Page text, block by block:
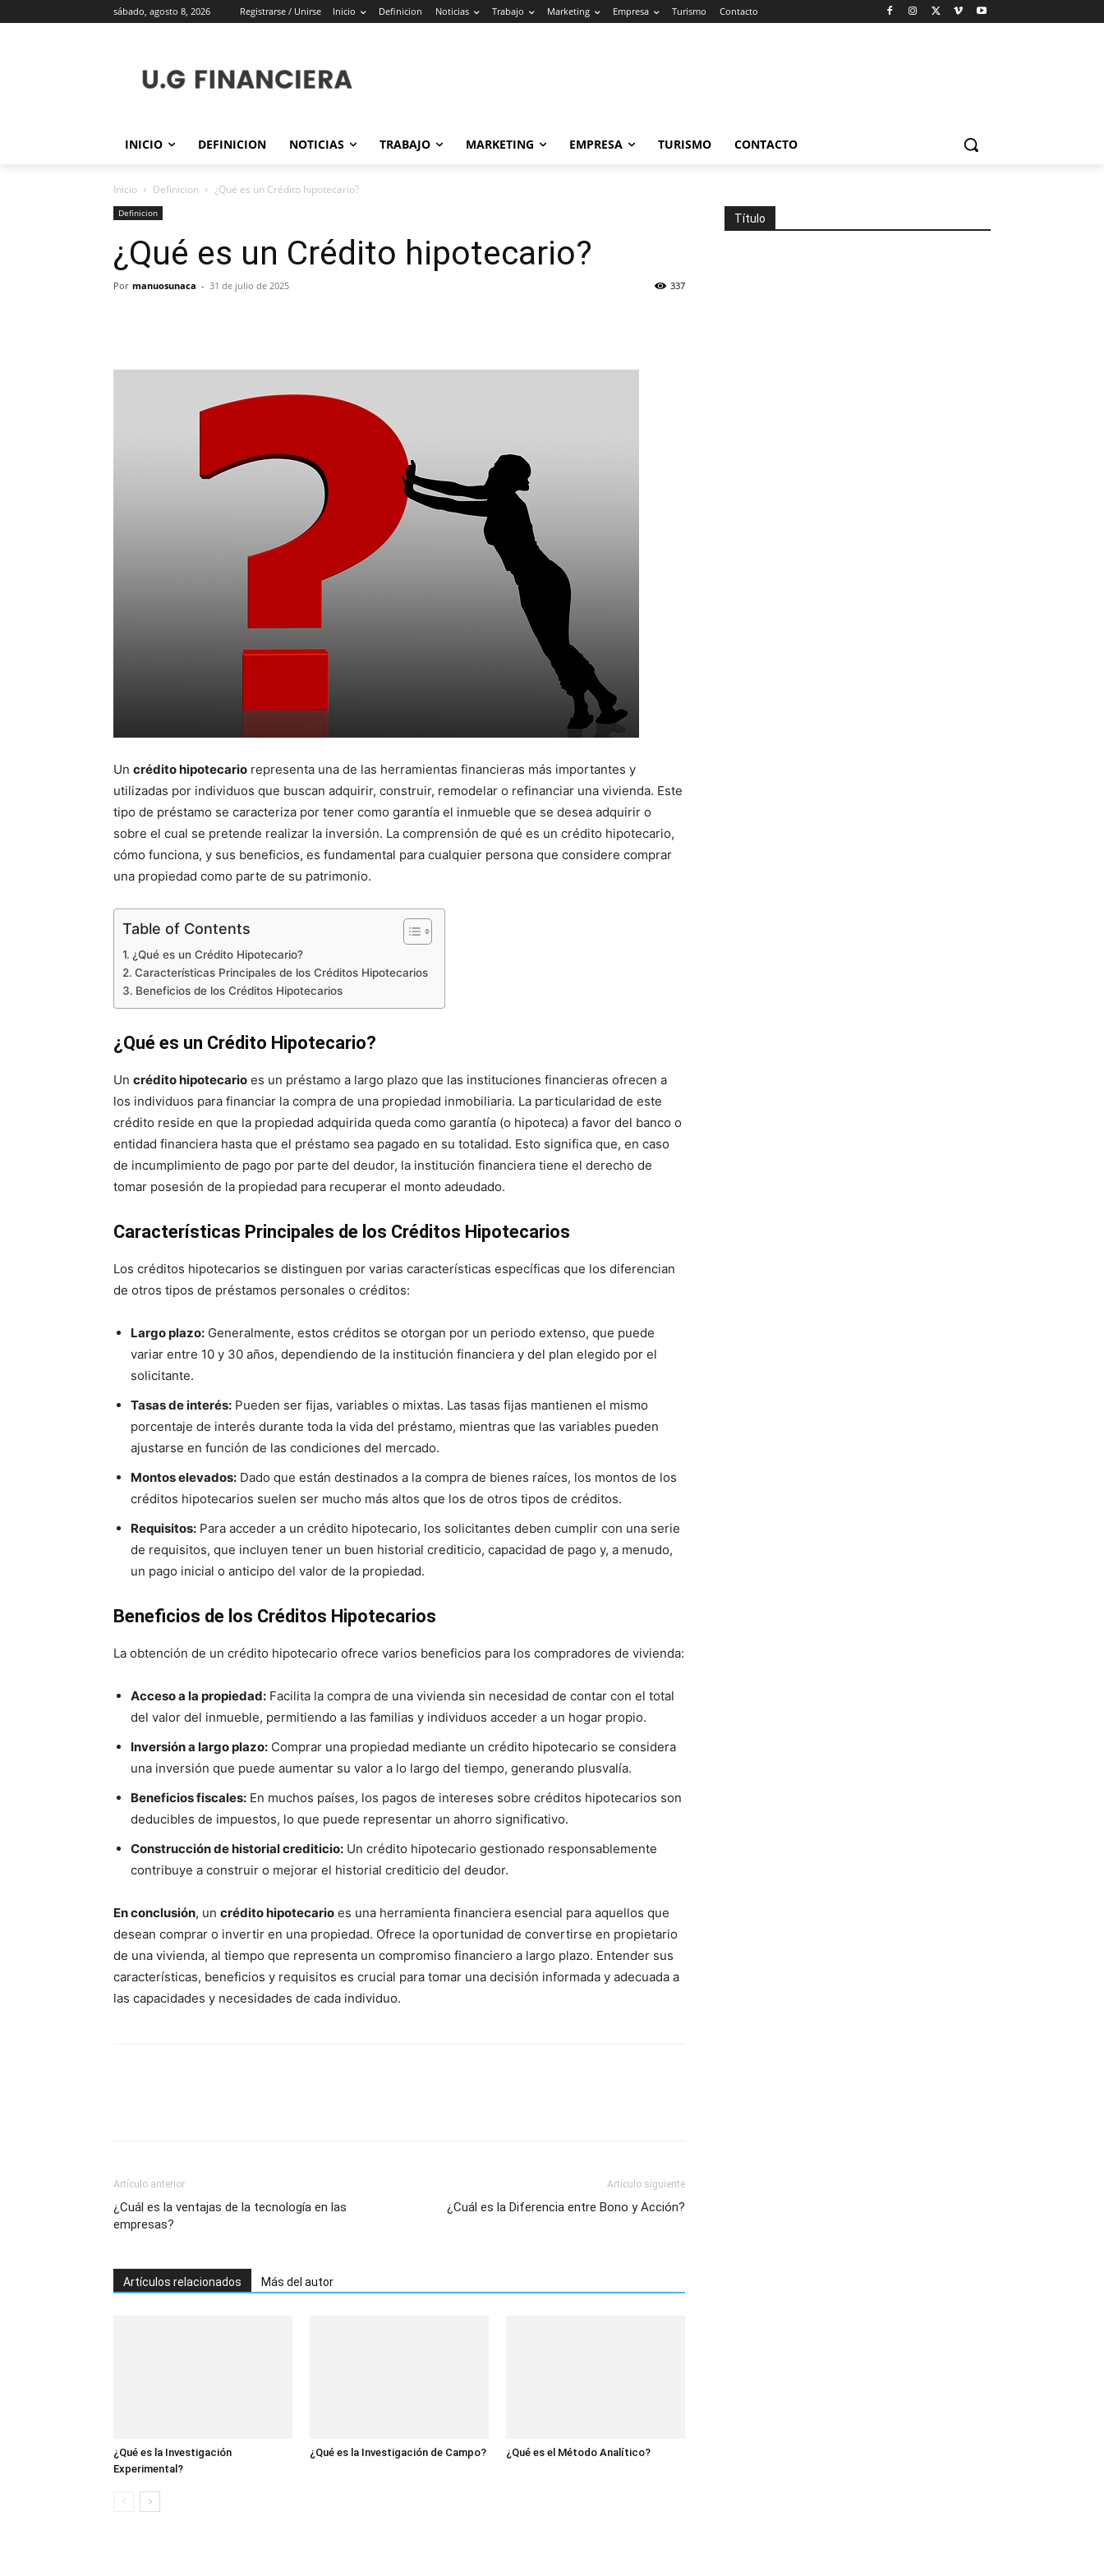
sábado, agosto 8, 2026 Registrarse / Unirse Inicio Definicion Noticias Trabajo Marketing Empresa Turismo Contacto
INICIO DEFINICION NOTICIAS TRABAJO MARKETING EMPRESA TURISMO CONTACTO
Inicio Definicion ¿Qué es un Crédito hipotecario?
Definicion
¿Qué es un Crédito hipotecario?
Por manuosunaca - 31 de julio de 2025 337
Un crédito hipotecario representa una de las herramientas financieras más importantes y
utilizadas por individuos que buscan adquirir, construir, remodelar o refinanciar una vivienda. Este
tipo de préstamo se caracteriza por tener como garantía el inmueble que se desea adquirir o
sobre el cual se pretende realizar la inversión. La comprensión de qué es un crédito hipotecario,
cómo funciona, y sus beneficios, es fundamental para cualquier persona que considere comprar
una propiedad como parte de su patrimonio.
Table of Contents
¿Qué es un Crédito Hipotecario?
Características Principales de los Créditos Hipotecarios
Beneficios de los Créditos Hipotecarios
¿Qué es un Crédito Hipotecario?
Un crédito hipotecario es un préstamo a largo plazo que las instituciones financieras ofrecen a
los individuos para financiar la compra de una propiedad inmobiliaria. La particularidad de este
crédito reside en que la propiedad adquirida queda como garantía (o hipoteca) a favor del banco o
entidad financiera hasta que el préstamo sea pagado en su totalidad. Esto significa que, en caso
de incumplimiento de pago por parte del deudor, la institución financiera tiene el derecho de
tomar posesión de la propiedad para recuperar el monto adeudado.
Características Principales de los Créditos Hipotecarios
Los créditos hipotecarios se distinguen por varias características específicas que los diferencian
de otros tipos de préstamos personales o créditos:
Largo plazo: Generalmente, estos créditos se otorgan por un periodo extenso, que puede
variar entre 10 y 30 años, dependiendo de la institución financiera y del plan elegido por el
solicitante.
Tasas de interés: Pueden ser fijas, variables o mixtas. Las tasas fijas mantienen el mismo
porcentaje de interés durante toda la vida del préstamo, mientras que las variables pueden
ajustarse en función de las condiciones del mercado.
Montos elevados: Dado que están destinados a la compra de bienes raíces, los montos de los
créditos hipotecarios suelen ser mucho más altos que los de otros tipos de créditos.
Requisitos: Para acceder a un crédito hipotecario, los solicitantes deben cumplir con una serie
de requisitos, que incluyen tener un buen historial crediticio, capacidad de pago y, a menudo,
un pago inicial o anticipo del valor de la propiedad.
Beneficios de los Créditos Hipotecarios
La obtención de un crédito hipotecario ofrece varios beneficios para los compradores de vivienda:
Acceso a la propiedad: Facilita la compra de una vivienda sin necesidad de contar con el total
del valor del inmueble, permitiendo a las familias y individuos acceder a un hogar propio.
Inversión a largo plazo: Comprar una propiedad mediante un crédito hipotecario se considera
una inversión que puede aumentar su valor a lo largo del tiempo, generando plusvalía.
Beneficios fiscales: En muchos países, los pagos de intereses sobre créditos hipotecarios son
deducibles de impuestos, lo que puede representar un ahorro significativo.
Construcción de historial crediticio: Un crédito hipotecario gestionado responsablemente
contribuye a construir o mejorar el historial crediticio del deudor.
En conclusión, un crédito hipotecario es una herramienta financiera esencial para aquellos que
desean comprar o invertir en una propiedad. Ofrece la oportunidad de convertirse en propietario
de una vivienda, al tiempo que representa un compromiso financiero a largo plazo. Entender sus
características, beneficios y requisitos es crucial para tomar una decisión informada y adecuada a
las capacidades y necesidades de cada individuo.
Artículo anterior
¿Cuál es la ventajas de la tecnología en las
empresas?
Artículo siguiente
¿Cuál es la Diferencia entre Bono y Acción?
Artículos relacionados Más del autor
¿Qué es la Investigación
Experimental?
¿Qué es la Investigación de Campo? ¿Qué es el Método Analítico?
Título